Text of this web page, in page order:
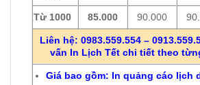
Từ 1000 85.000 90.000
Liên hệ: 0983.559.554 –
vấn In Lịch Tết chi tiết theo
Giá bao gồm: In quảng cáo lịch